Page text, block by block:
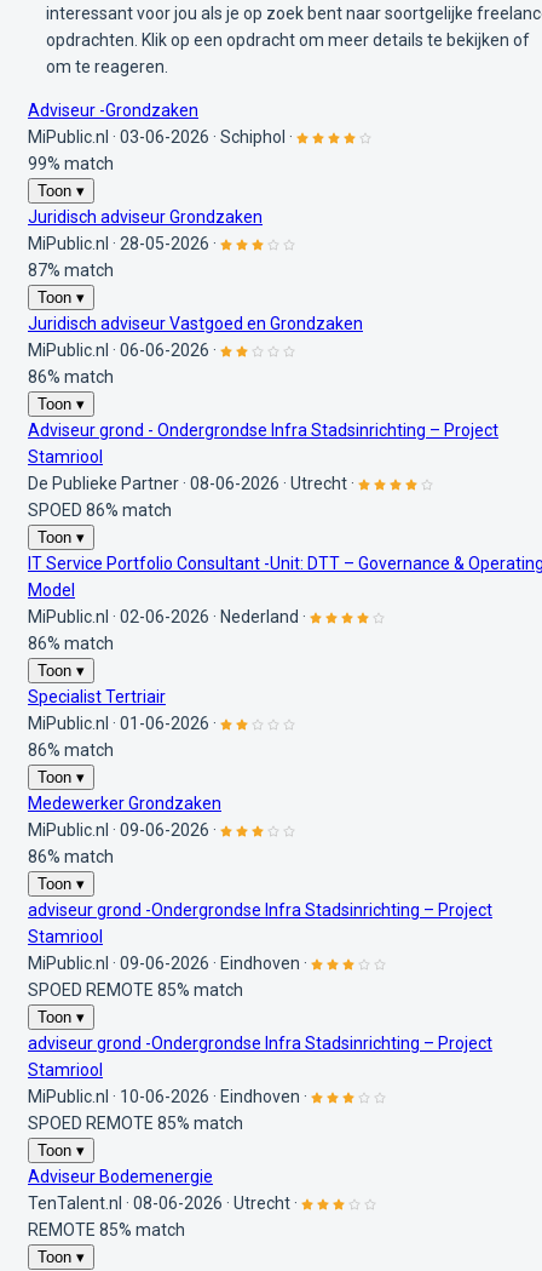
interessant voor jou als je op zoek bent naar soortgelijke
opdrachten. Klik op een opdracht om meer details te bekijken of
om te reageren.
Adviseur -Grondzaken
MiPublic.nl · 03-06-2026 · Schiphol ·
99% match
Toon ▾
Juridisch adviseur Grondzaken
MiPublic.nl · 28-05-2026 ·
87% match
Toon ▾
Juridisch adviseur Vastgoed en Grondzaken
MiPublic.nl · 06-06-2026 ·
86% match
Toon ▾
Adviseur grond - Ondergrondse Infra Stadsinrichting – Project
Stamriool
De Publieke Partner · 08-06-2026 · Utrecht ·
SPOED 86% match
Toon ▾
IT Service Portfolio Consultant -Unit: DTT – Governance &
Model
MiPublic.nl · 02-06-2026 · Nederland ·
86% match
Toon ▾
Specialist Tertriair
MiPublic.nl · 01-06-2026 ·
86% match
Toon ▾
Medewerker Grondzaken
MiPublic.nl · 09-06-2026 ·
86% match
Toon ▾
adviseur grond -Ondergrondse Infra Stadsinrichting – Project
Stamriool
MiPublic.nl · 09-06-2026 · Eindhoven ·
SPOED REMOTE 85% match
Toon ▾
adviseur grond -Ondergrondse Infra Stadsinrichting – Project
Stamriool
MiPublic.nl · 10-06-2026 · Eindhoven ·
SPOED REMOTE 85% match
Toon ▾
Adviseur Bodemenergie
TenTalent.nl · 08-06-2026 · Utrecht ·
REMOTE 85% match
Toon ▾